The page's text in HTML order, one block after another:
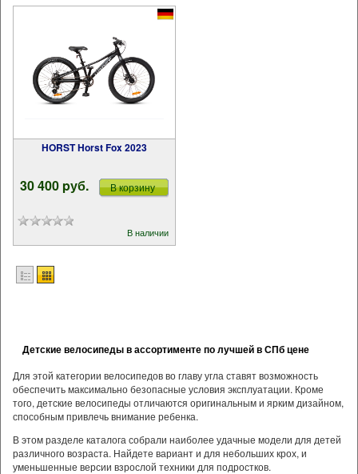
HORST Horst Fox 2023
30 400 pуб. В корзину
В наличии
Детские велосипеды в ассортименте по лучшей в СПб цене
Для этой категории велосипедов во главу угла ставят возможность
обеспечить максимально безопасные условия эксплуатации. Кроме
того, детские велосипеды отличаются оригинальным и ярким дизайном,
способным привлечь внимание ребенка.
В этом разделе каталога собрали наиболее удачные модели для детей
различного возраста. Найдете вариант и для небольших крох, и
уменьшенные версии взрослой техники для подростков.